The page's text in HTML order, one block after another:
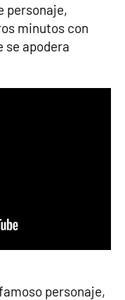
personaje,
minutos con
se apodera
personaje,